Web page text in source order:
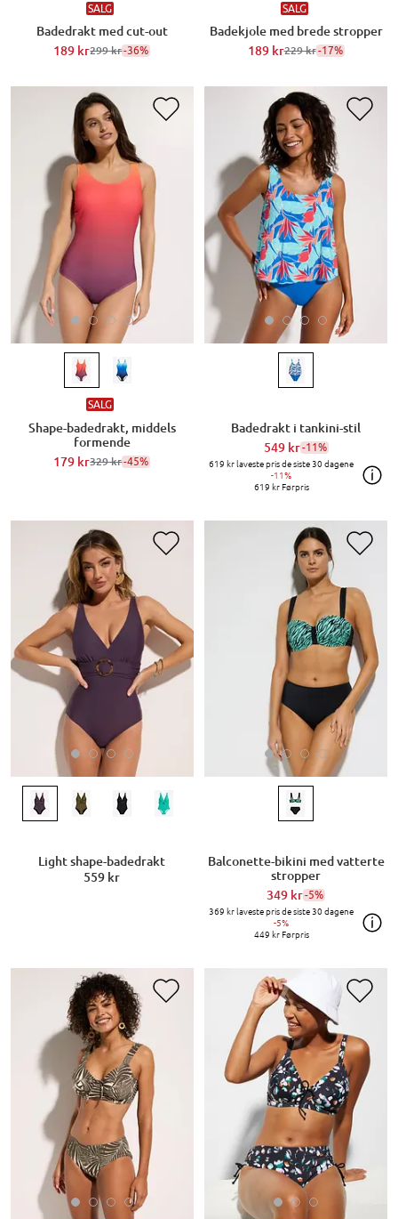
SALG
Badedrakt med cut-out
189 kr299 kr-36%
SALG
Badekjole med brede stropper
189 kr229 kr-17%
SALG
Shape-badedrakt, middels
formende
179 kr329 kr-45%
Badedrakt i tankini-stil
549 kr-11%
619 krlaveste pris de siste 30 dagene
-11%
619 krFørpris
Light shape-badedrakt
559 kr
Balconette-bikini med vatterte
stropper
349 kr-5%
369 kr laveste pris de siste 30 dagene
-5%
449 krFørpris